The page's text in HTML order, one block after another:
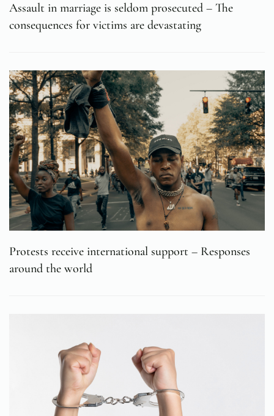
Assault in marriage is seldom prosecuted – The
consequences for victims are devastating
Protests receive international support – Responses
around the world